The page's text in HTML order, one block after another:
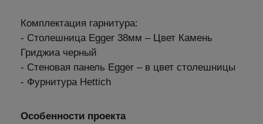
Комплектация гарнитура:
- Столешница Egger 38мм – Цвет Камень
Гриджиа черный
- Стеновая панель Egger – в цвет столешницы
- Фурнитура Hettich
Особенности проекта